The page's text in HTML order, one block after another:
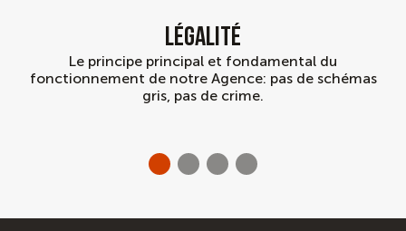
légalité
Le principe principal et fondamental du
fonctionnement de notre Agence: pas de schémas
gris, pas de crime.